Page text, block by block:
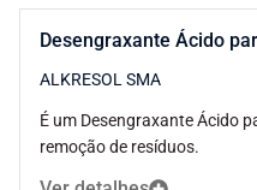
Desengraxante Ácido
ALKRESOL SMA
É um Desengraxante Ácido
remoção de resíduos.